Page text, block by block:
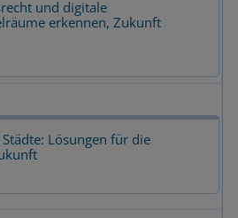
und digitale
erkennen, Zukunft
Lösungen für die